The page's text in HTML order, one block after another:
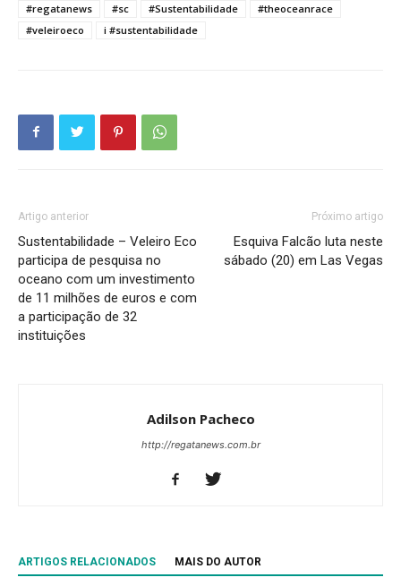
#regatanews
#sc #Sustentabilidade
#theoceanrace
#veleiroeco
i #sustentabilidade
Artigo anterior
Sustentabilidade – Veleiro Eco
participa de pesquisa no
oceano com um investimento
de 11 milhões de euros e com
a participação de 32
instituições
Próximo artigo
Esquiva Falcão luta neste
sábado (20) em Las Vegas
Adilson Pacheco
http://regatanews.com.br
ARTIGOS RELACIONADOS MAIS DO AUTOR